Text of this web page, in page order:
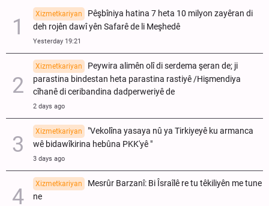
Xizmetkariyan
Pêşbîniya hatina 7 heta 10 milyon zayêran di
deh rojên dawî yên Safarê de li Meşhedê
Yesterday 19:21
Xizmetkariyan
Peywira alimên olî di serdema şeran de; ji
parastina bindestan heta parastina rastiyê /Hişmendiya
cîhanê di ceribandina dadperweriyê de
2 days ago
Xizmetkariyan
"Vekolîna yasaya nû ya Tirkiyeyê ku armanca
wê bidawîkirina hebûna PKK'yê "
3 days ago
Xizmetkariyan
Mesrûr Barzanî: Bi Îsraîlê re tu têkiliyên me tune
ne